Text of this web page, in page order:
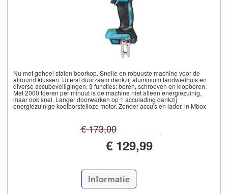
Nu met geheel stalen boorkop. Snelle en robuuste machine voor de
allround klussen. Uiterst duurzaam dankzij aluminium tandwielhuis en
diverse accubeveiligingen. 3 functies: boren, schroeven en klopboren.
Met 2000 toeren per minuut is de machine niet alleen energiezuinig,
maar ook snel. Langer doorwerken op 1 acculading dankzij
energiezuinige koolborstelloze motor. Zonder accu's en lader, in Mbox
€ 173,00
€ 129,99
Informatie